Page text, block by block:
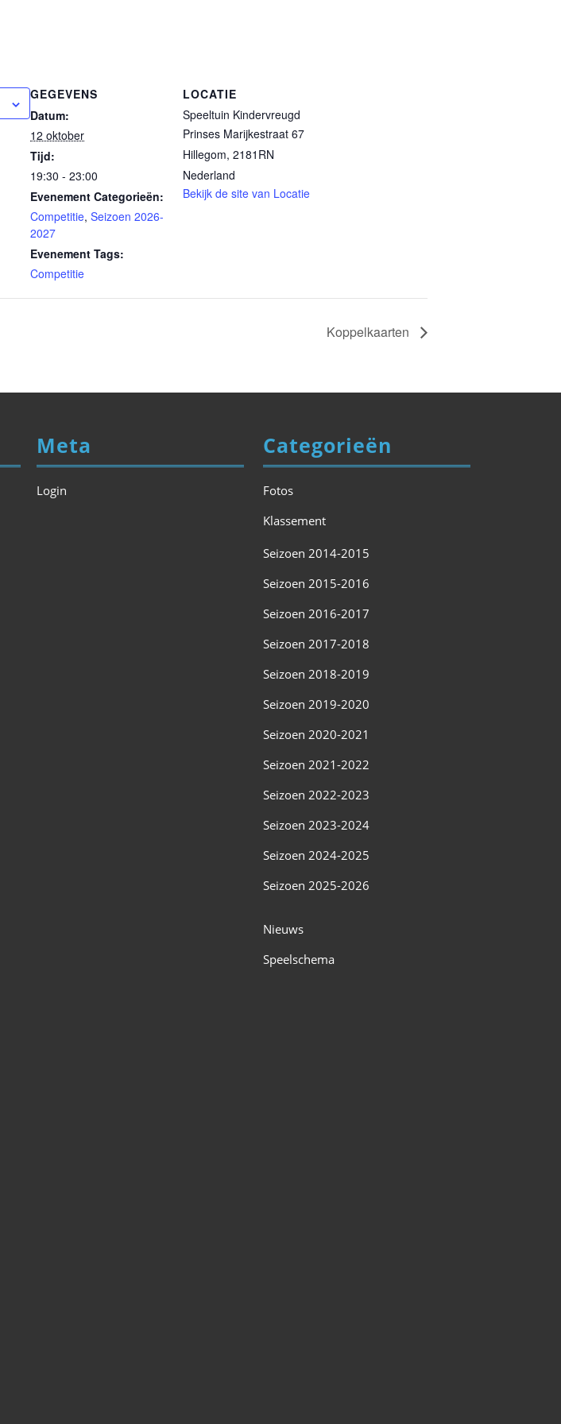
GEGEVENS
Datum:
12 oktober
Tijd:
19:30 - 23:00
Evenement Categorieën:
Competitie, Seizoen 2026-
2027
Evenement Tags:
Competitie
LOCATIE
Speeltuin Kindervreugd
Prinses Marijkestraat 67
Hillegom, 2181RN
Nederland
Bekijk de site van Locatie
Koppelkaarten
Meta
Login
Categorieën
Fotos
Klassement
Seizoen 2014-2015
Seizoen 2015-2016
Seizoen 2016-2017
Seizoen 2017-2018
Seizoen 2018-2019
Seizoen 2019-2020
Seizoen 2020-2021
Seizoen 2021-2022
Seizoen 2022-2023
Seizoen 2023-2024
Seizoen 2024-2025
Seizoen 2025-2026
Nieuws
Speelschema